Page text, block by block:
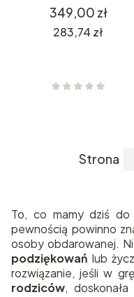
Cena
349,00 zł
Cena
283,74 zł
Strona
To, co mamy dziś do
pewnością powinno
osoby obdarowanej.
podziękowań lub
rozwiązanie, jeśli w
rodziców,